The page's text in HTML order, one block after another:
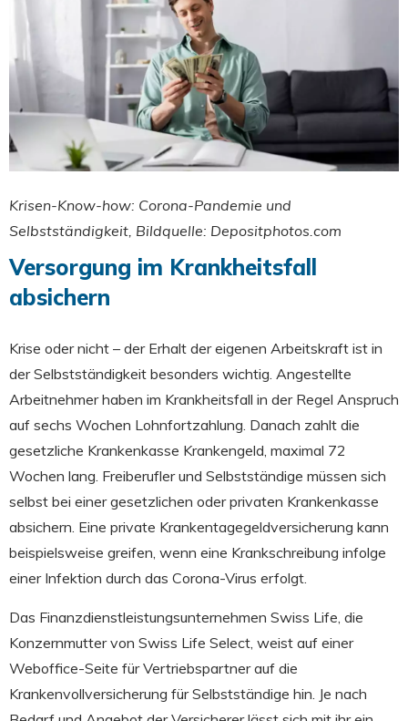
Krisen-Know-how: Corona-Pandemie und
Selbstständigkeit, Bildquelle: Depositphotos.com
Versorgung im Krankheitsfall
absichern
Krise oder nicht – der Erhalt der eigenen Arbeitskraft ist in
der Selbstständigkeit besonders wichtig. Angestellte
Arbeitnehmer haben im Krankheitsfall in der Regel Anspruch
auf sechs Wochen Lohnfortzahlung. Danach zahlt die
gesetzliche Krankenkasse Krankengeld, maximal 72
Wochen lang. Freiberufler und Selbstständige müssen sich
selbst bei einer gesetzlichen oder privaten Krankenkasse
absichern. Eine private Krankentagegeldversicherung kann
beispielsweise greifen, wenn eine Krankschreibung infolge
einer Infektion durch das Corona-Virus erfolgt.
Das Finanzdienstleistungsunternehmen Swiss Life, die
Konzernmuttervon Swiss Life Select, weist auf einer
Weboffice-Seite für Vertriebspartner auf die
Krankenvollversicherung für Selbstständige hin. Je nach